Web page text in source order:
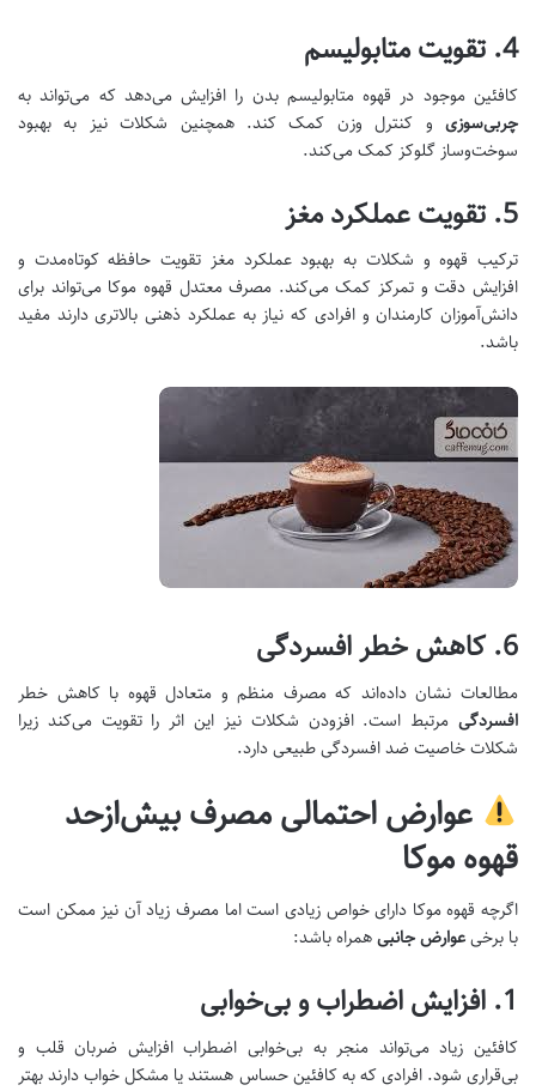
4. تقویت متابولیسم
کافئین موجود در قهوه متابولیسم بدن را افزایش می‌دهد که می‌تواند به
چربی‌سوزی و کنترل وزن کمک کند. همچنین شکلات نیز به بهبود
سوخت‌و‌ساز گلوکز کمک می‌کند.
5. تقویت عملکرد مغز
ترکیب قهوه و شکلات به بهبود عملکرد مغز تقویت حافظه کوتاه‌مدت و
افزایش دقت و تمرکز کمک می‌کند. مصرف معتدل قهوه موکا می‌تواند برای
دانش‌آموزان کارمندان و افرادی که نیاز به عملکرد ذهنی بالاتری دارند مفید
باشد.
6. کاهش خطر افسردگی
مطالعات نشان داده‌اند که مصرف منظم و متعادل قهوه با کاهش خطر
افسردگی مرتبط است. افزودن شکلات نیز این اثر را تقویت می‌کند زیرا
شکلات خاصیت ضد افسردگی طبیعی دارد.
عوارض احتمالی مصرف بیش‌از‌حد
قهوه موکا
اگرچه قهوه موکا دارای خواص زیادی است اما مصرف زیاد آن نیز ممکن است
با برخیعوارض جانبیهمراه باشد:
1. افزایش اضطراب و بی‌خوابی
کافئین زیاد می‌تواند منجر به بی‌خوابی اضطراب افزایش ضربان قلب و
بی‌قراری شود. افرادی که به کافئین حساس هستند یا مشکل خواب دارند بهتر